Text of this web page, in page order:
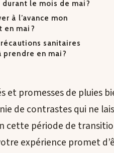
durant le mois de mai?
à l’avance mon
en mai?
sanitaires
prendre en mai?
et promesses de pluies
de contrastes qui ne
cette période de
expérience promet